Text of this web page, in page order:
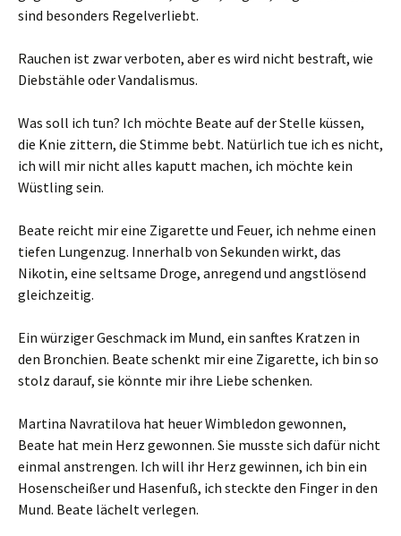
sind besonders Regelverliebt.
Rauchen ist zwar verboten, aber es wird nicht bestraft, wie
Diebstähle oder Vandalismus.
Was soll ich tun? Ich möchte Beate auf der Stelle küssen,
die Knie zittern, die Stimme bebt. Natürlich tue ich es nicht,
ich will mir nicht alles kaputt machen, ich möchte kein
Wüstling sein.
Beate reicht mir eine Zigarette und Feuer, ich nehme einen
tiefen Lungenzug. Innerhalb von Sekunden wirkt, das
Nikotin, eine seltsame Droge, anregend und angstlösend
gleichzeitig.
Ein würziger Geschmack im Mund, ein sanftes Kratzen in
den Bronchien. Beate schenkt mir eine Zigarette, ich bin so
stolz darauf, sie könnte mir ihre Liebe schenken.
Martina Navratilova hat heuer Wimbledon gewonnen,
Beate hat mein Herz gewonnen. Sie musste sich dafür nicht
einmal anstrengen. Ich will ihr Herz gewinnen, ich bin ein
Hosenscheißer und Hasenfuß, ich steckte den Finger in den
Mund. Beate lächelt verlegen.